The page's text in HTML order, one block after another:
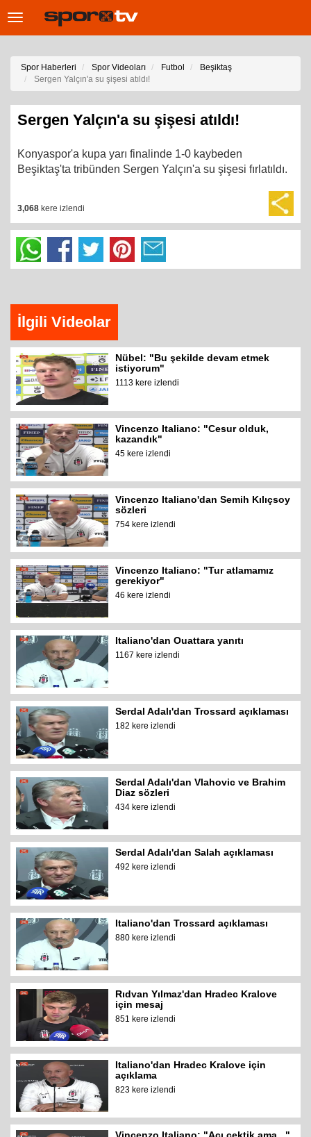
Toggle
Spor Haberleri Spor Videoları Futbol
Beşiktaş
Sergen Yalçın'a su şişesi atıldı!
Sergen Yalçın'a su şişesi atıldı!
Konyaspor'a kupa yarı finalinde 1-0 kaybeden
Beşiktaş'ta tribünden Sergen Yalçın'a su şişesi fırlatıldı.
3,068 kere izlendi
İlgili Videolar
Nübel: "Bu şekilde devam etmek
istiyorum"
1113 kere izlendi
Vincenzo Italiano: "Cesur olduk,
kazandık"
45 kere izlendi
Vincenzo Italiano'dan Semih Kılıçsoy
sözleri
754 kere izlendi
Vincenzo Italiano: "Tur atlamamız
gerekiyor"
46 kere izlendi
Italiano'dan Ouattara yanıtı
1167 kere izlendi
Serdal Adalı'dan Trossard açıklaması
182 kere izlendi
Serdal Adalı'dan Vlahovic ve Brahim
Diaz sözleri
434 kere izlendi
Serdal Adalı'dan Salah açıklaması
492 kere izlendi
Italiano'dan Trossard açıklaması
880 kere izlendi
Rıdvan Yılmaz'dan Hradec Kralove
için mesaj
851 kere izlendi
Italiano'dan Hradec Kralove için
açıklama
823 kere izlendi